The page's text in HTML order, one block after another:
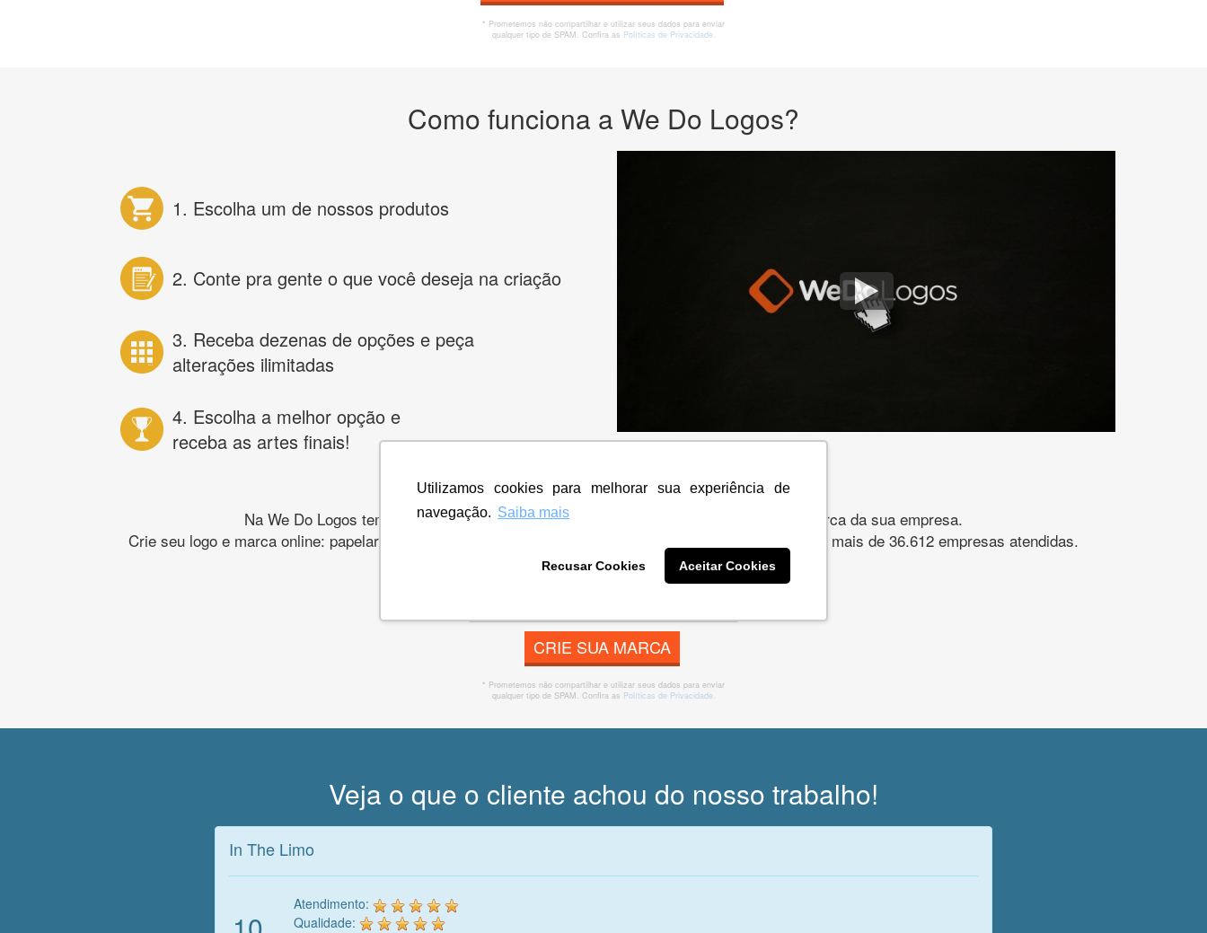
Utilizamos cookies para melhorar sua experiência de
navegação. Saiba mais
Recusar Cookies Aceitar Cookies
* Prometemos não compartilhar e utilizar seus dados para enviar
qualquer tipo de SPAM. Confira as Políticas de Privacidade.
Como funciona a We Do Logos?
1. Escolha um de nossos produtos
2. Conte pra gente o que você deseja na criação
3. Receba dezenas de opções e peça
alterações ilimitadas
4. Escolha a melhor opção e
receba as artes finais!
Na We Do Logos temos os melhores designers de logotipos online para criar a logomarca da sua empresa.
Crie seu logo e marca online: papelaria, banner, cartão de visita, folder, flyer, website e muito mais. São mais de 36.612 empresas atendidas.
CRIE SUA MARCA
* Prometemos não compartilhar e utilizar seus dados para enviar
qualquer tipo de SPAM. Confira as Políticas de Privacidade.
Veja o que o cliente achou do nosso trabalho!
In The Limo
Atendimento:
Qualidade: